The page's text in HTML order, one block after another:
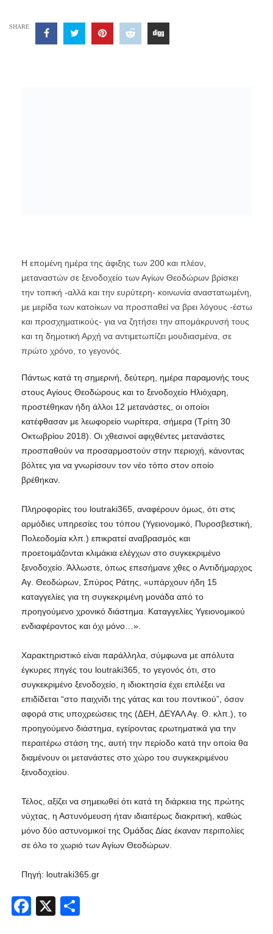
SHARE
Η επομένη ημέρα της άφιξης των 200 και πλέον,
μεταναστών σε ξενοδοχείο των Αγίων Θεοδώρων βρίσκει
την τοπική -αλλά και την ευρύτερη- κοινωνία αναστατωμένη,
με μερίδα των κατοίκων να προσπαθεί να βρει λόγους -έστω
και προσχηματικούς- για να ζητήσει την απομάκρυνσή τους
και τη δημοτική Αρχή να αντιμετωπίζει μουδιασμένα, σε
πρώτο χρόνο, το γεγονός.
Πάντως κατά τη σημερινή, δεύτερη, ημέρα παραμονής τους
στους Αγίους Θεοδώρους και το ξενοδοχείο Ηλιόχαρη,
προστέθηκαν ήδη άλλοι 12 μετανάστες, οι οποίοι
κατέφθασαν με λεωφορείο νωρίτερα, σήμερα (Τρίτη 30
Οκτωβρίου 2018). Οι χθεσινοί αφιχθέντες μετανάστες
προσπαθούν να προσαρμοστούν στην περιοχή, κάνοντας
βόλτες για να γνωρίσουν τον νέο τόπο στον οποίο
βρέθηκαν.
Πληροφορίες του loutraki365, αναφέρουν όμως, ότι στις
αρμόδιες υπηρεσίες του τόπου (Υγειονομικό, Πυροσβεστική,
Πολεοδομία κλπ.) επικρατεί αναβρασμός και
προετοιμάζονται κλιμάκια ελέγχων στο συγκεκριμένο
ξενοδοχείο. Άλλωστε, όπως επεσήμανε χθες ο Αντιδήμαρχος
Αγ. Θεοδώρων, Σπύρος Ράτης, «υπάρχουν ήδη 15
καταγγελίες για τη συγκεκριμένη μονάδα από το
προηγούμενο χρονικό διάστημα. Καταγγελίες Υγειονομικού
ενδιαφέροντος και όχι μόνο…».
Χαρακτηριστικό είναι παράλληλα, σύμφωνα με απόλυτα
έγκυρες πηγές του loutraki365, το γεγονός ότι, στο
συγκεκριμένο ξενοδοχείο, η ιδιοκτησία έχει επιλέξει να
επιδίδεται “στο παιχνίδι της γάτας και του ποντικού”, όσον
αφορά στις υποχρεώσεις της (ΔΕΗ, ΔΕΥΑΛ Αγ. Θ. κλπ.), το
προηγούμενο διάστημα, εγείροντας ερωτηματικά για την
περαιτέρω στάση της, αυτή την περίοδο κατά την οποία θα
διαμένουν οι μετανάστες στο χώρο του συγκεκριμένου
ξενοδοχείου.
Τέλος, αξίζει να σημειωθεί ότι κατά τη διάρκεια της πρώτης
νύχτας, η Αστυνόμευση ήταν ιδιαιτέρως διακριτική, καθώς
μόνο δύο αστυνομικοί της Ομάδας Δίας έκαναν περιπολίες
σε όλο το χωριό των Αγίων Θεοδώρων.
Πηγή: loutraki365.gr
Facebook
X